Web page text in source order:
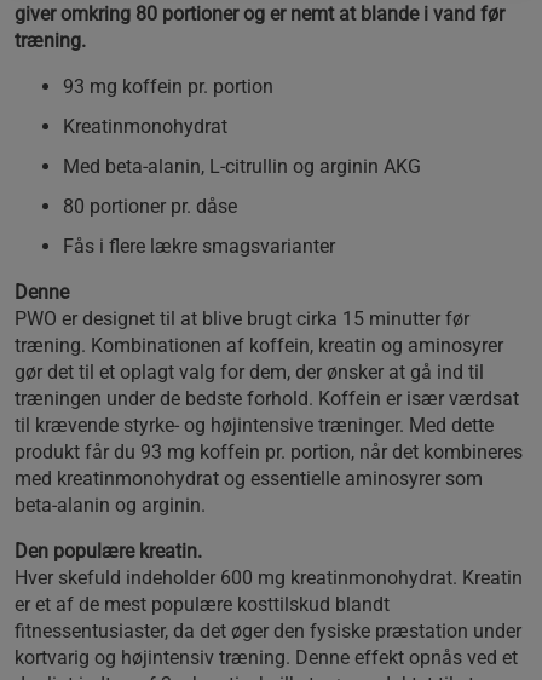
giver omkring 80 portioner og er nemt at blande i vand før
træning.
93 mg koffein pr. portion
Kreatinmonohydrat
Med beta-alanin, L-citrullin og arginin AKG
80 portioner pr. dåse
Fås i flere lækre smagsvarianter
Denne
PWO er designet til at blive brugt cirka 15 minutter før
træning. Kombinationen af koffein, kreatin og aminosyrer
gør det til et oplagt valg for dem, der ønsker at gå ind til
træningen under de bedste forhold. Koffein er især værdsat
til krævende styrke- og højintensive træninger. Med dette
produkt får du 93 mg koffein pr. portion, når det kombineres
med kreatinmonohydrat og essentielle aminosyrer som
beta-alanin og arginin.
Den populære kreatin.
Hver skefuld indeholder 600 mg kreatinmonohydrat. Kreatin
er et af de mest populære kosttilskud blandt
fitnessentusiaster, da det øger den fysiske præstation under
kortvarig og højintensiv træning. Denne effekt opnås ved et